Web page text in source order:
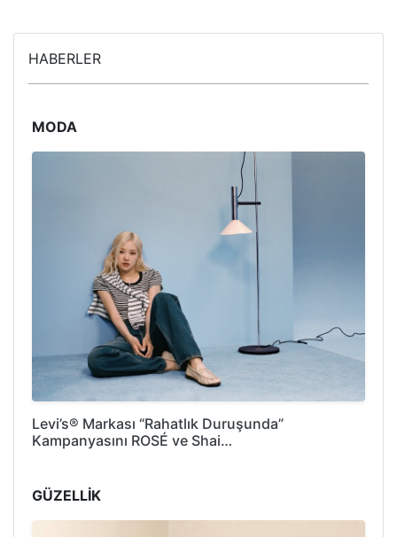
HABERLER
MODA
Levi’s® Markası “Rahatlık Duruşunda”
Kampanyasını ROSÉ ve Shai…
GÜZELLİK